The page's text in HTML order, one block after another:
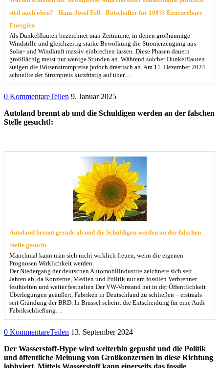
steil nach oben? - Hans-Josef Fell - Botschafter für 100% Erneuerbare
Energien
Als Dunkelflauten bezeichnet man Zeiträume, in denen großräumige
Windstille und gleichzeitig starke Bewölkung die Stromerzeugung aus
Solar- und Windkraft massiv einbrechen lassen. Diese Phasen dauern
großflächig meist nur wenige Stunden an. Während solcher Dunkelflauten
steigen die Börsenstrompreise jedoch drastisch an. Am 11. Dezember 2024
schnellte der Strompreis kurzfristig auf über…
0 KommentareTeilen 9. Januar 2025
Autoland brennt ab und die Schuldigen werden an der falschen
Stelle gesucht!:
Autoland brennt gerade ab und die Schuldigen werden an der falschen
Stelle gesucht
Manchmal kann man sich nicht wirklich freuen, wenn die eigenen
Prognosen Wirklichkeit werden.
Der Niedergang der deutschen Automobilindustrie zeichnete sich seit
Jahren ab, da Konzerne, Medien und Politik nur am fossilen Verbrenner
festhielten und weiter festhalten Der VW-Vorstand hat in der Öffentlichkeit
Überlegungen geäußert, Fabriken in Deutschland zu schließen – erstmals
seit Gründung der BRD. In Brüssel scheint die Entscheidung für eine Audi-
Fabrikschließung…
0 KommentareTeilen 13. September 2024
Der Wasserstoff-Hype wird weiterhin gepusht und die Politik
und öffentliche Meinung von Großkonzernen in diese Richtung
lobbyiert. Mittels Wasserstoff kann einerseits das fossile